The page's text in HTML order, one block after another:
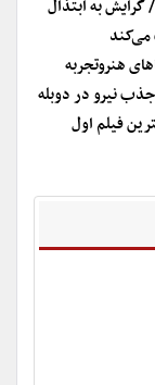
به ابتذال
می‌کند
هنروتجربه
نیرو در دوبله
فیلم اول